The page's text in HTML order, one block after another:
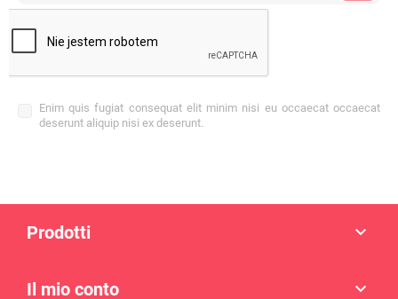
Enim quis fugiat consequat elit minim nisi eu occaecat occaecat
deserunt aliquip nisi ex deserunt.
Prodotti 
Il mio conto 